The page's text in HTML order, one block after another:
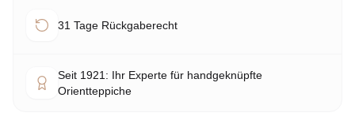
31 Tage Rückgaberecht
Seit 1921: Ihr Experte für handgeknüpfte
Orientteppiche